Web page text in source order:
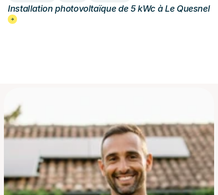
Installation photovoltaïque de 5 kWc à Le Quesnel